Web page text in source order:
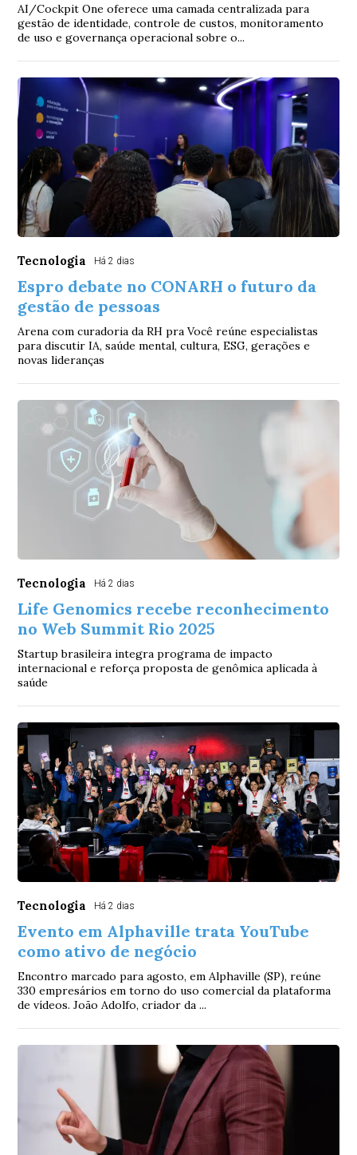
AI/Cockpit One oferece uma camada centralizada para
gestão de identidade, controle de custos, monitoramento
de uso e governança operacional sobre o...
Tecnologia Há 2 dias
Espro debate no CONARH o futuro da
gestão de pessoas
Arena com curadoria da RH pra Você reúne especialistas
para discutir IA, saúde mental, cultura, ESG, gerações e
novas lideranças
Tecnologia Há 2 dias
Life Genomics recebe reconhecimento
no Web Summit Rio 2025
Startup brasileira integra programa de impacto
internacional e reforça proposta de genômica aplicada à
saúde
Tecnologia Há 2 dias
Evento em Alphaville trata YouTube
como ativo de negócio
Encontro marcado para agosto, em Alphaville (SP), reúne
330 empresários em torno do uso comercial da plataforma
de vídeos. João Adolfo, criador da ...